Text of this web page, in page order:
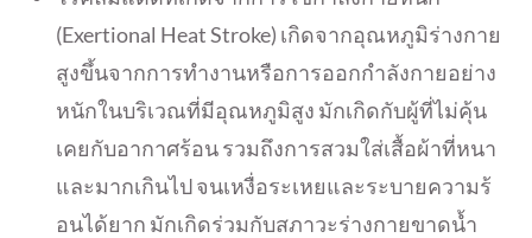
(Exertional Heat Stroke) เกิดจากอุณหภูมิร่างกาย
สูงขึ้นจากการทำงานหรือการออกกำลังกายอย่าง
หนักในบริเวณที่มีอุณหภูมิสูง มักเกิดกับผู้ที่ไม่คุ้น
เคยกับอากาศร้อน รวมถึงการสวมใส่เสื้อผ้าที่หนา
และมากเกินไป จนเหงื่อระเหยและระบายความร้
อนได้ยาก มักเกิดร่วมกับสภาวะร่างกายขาดน้ำ